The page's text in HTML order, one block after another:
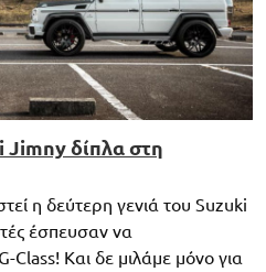
Jimny δίπλα στη
η δεύτερη γενιά του Suzuki
έσπευσαν να
Και δε μιλάμε μόνο για